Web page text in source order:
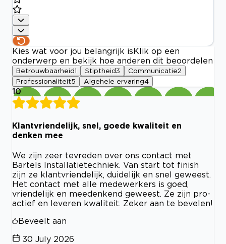
Kies wat voor jou belangrijk is Klik op een
onderwerp en bekijk hoe anderen dit beoordelen
Betrouwbaarheid1 Stiptheid3 Communicatie2
Professionaliteit5 Algehele ervaring4
10
Klantvriendelijk, snel, goede kwaliteit en
denken mee
We zijn zeer tevreden over ons contact met
Bartels Installatietechniek. Van start tot finish
zijn ze klantvriendelijk, duidelijk en snel geweest.
Het contact met alle medewerkers is goed,
vriendelijk en meedenkend geweest. Ze zijn pro-
actief en leveren kwaliteit. Zeker aan te bevelen!
Beveelt aan
30 July 2026